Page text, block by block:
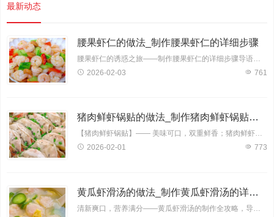
最新动态
腰果虾仁的做法_制作腰果虾仁的详细步骤
2026-02-03
761
猪肉鲜虾锅贴的做法_制作猪肉鲜虾锅贴的详细步骤
【猪肉鲜虾锅贴】—— 美味可口，双重鲜香；猪肉鲜虾锅贴是一款深受大家喜爱的传统小吃，其鲜美的肉质搭配鲜嫩的大虾，口感丰富，营养均衡。下面，就让我为您详细介绍猪肉鲜虾锅贴的制
2026-02-01
773
黄瓜虾滑汤的做法_制作黄瓜虾滑汤的详细步骤